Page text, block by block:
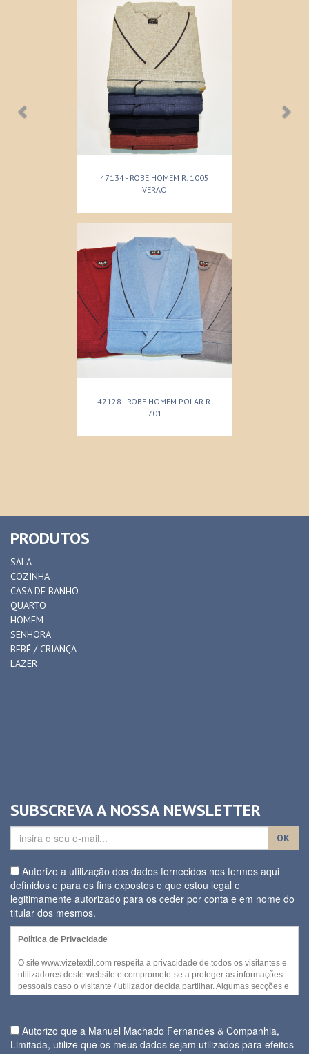
47134 - ROBE HOMEM R. 1005
VERAO
47128 - ROBE HOMEM POLAR R.
701
PRODUTOS
SALA
COZINHA
CASA DE BANHO
QUARTO
HOMEM
SENHORA
BEBÉ / CRIANÇA
LAZER
SUBSCREVA A NOSSA NEWSLETTER
OK
Autorizo a utilização dos dados fornecidos nos termos aqui
definidos e para os fins expostos e que estou legal e
legitimamente autorizado para os ceder por conta e em nome do
titular dos mesmos.
Política de Privacidade
O site www.vizetextil.com respeita a privacidade de todos os visitantes e
utilizadores deste website e compromete-se a proteger as informações
pessoais caso o visitante / utilizador decida partilhar. Algumas secções e
/ ou funcionalidades deste website podem ser acedidas sem recurso a
No entanto, quando for necessária a recolha de informação pessoal
para disponibilizar serviços ou quando cada visitante decidir fornecer
Autorizo que a Manuel Machado Fernandes & Companhia,
Limitada, utilize que os meus dados sejam utilizados para efeitos